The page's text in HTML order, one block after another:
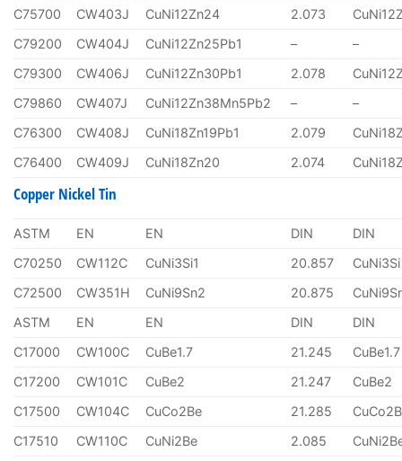
C75700
CW403J CuNi12Zn24 2.073
C79200
CW404J CuNi12Zn25Pb1 –
–
C79300
CW406J CuNi12Zn30Pb1 2.078
C79860
CW407J CuNi12Zn38Mn5Pb2 –
–
C76300
CW408J CuNi18Zn19Pb1 2.079
C76400
CW409J CuNi18Zn20 2.074
Copper Nickel Tin
ASTM EN EN DIN
DIN
C70250
CW112C CuNi3Si1 20.857
CuNi3Si
C72500
CW351H CuNi9Sn2 20.875
ASTM
EN EN DIN
DIN
C17000
CW100C CuBe1.7 21.245
CuBe1.7
C17200
CW101C CuBe2 21.247
CuBe2
C17500
CW104C CuCo2Be 21.285
C17510
CW110C CuNi2Be 2.085